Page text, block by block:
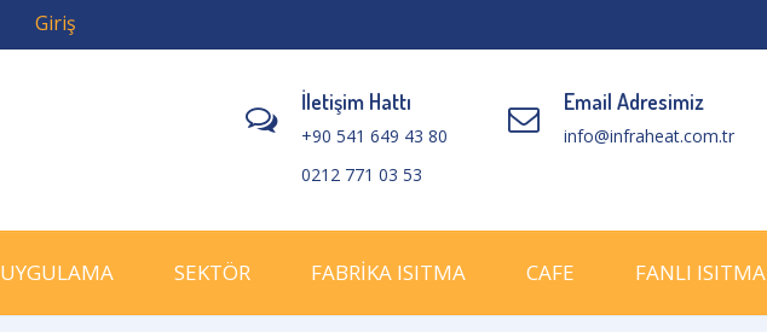
Giriş
İletişim Hattı
+90 541 649 43 80
0212 771 03 53
Email Adresimiz
info@infraheat.com.tr
UYGULAMA SEKTÖR FABRİKA ISITMA CAFE FANLI ISITMA